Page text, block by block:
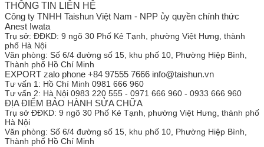
THÔNG TIN LIÊN HỆ
Công ty TNHH Taishun Việt Nam - NPP ủy quyền chính thức
Anest Iwata
Trụ sở: ĐĐKD: 9 ngõ 30 Phố Kẻ Tạnh, phường Việt Hưng, thành
phố Hà Nội
Văn phòng: Số 6/4 đường số 15, khu phố 10, Phường Hiệp Bình,
Thành phố Hồ Chí Minh
EXPORT zalo phone +84 97555 7666 info@taishun.vn
Tư vấn 1: Hồ Chí Minh 0981 666 960
Tư vấn 2: Hà Nội 0983 220 555 - 0971 666 960 - 0933 666 960
ĐỊA ĐIỂM BẢO HÀNH SỬA CHỮA
Trụ sở ĐĐKD: 9 ngõ 30 Phố Kẻ Tạnh, phường Việt Hưng, thành phố
Hà Nội
Văn phòng: Số 6/4 đường số 15, khu phố 10, Phường Hiệp Bình,
Thành phố Hồ Chí Minh